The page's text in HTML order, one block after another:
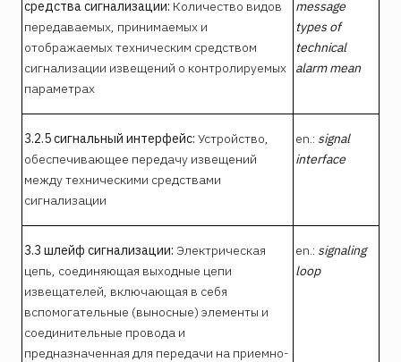
средства сигнализации: Количество видов
передаваемых, принимаемых и
отображаемых техническим средством
сигнализации извещений о контролируемых
параметрах
message
types of
technical
alarm mean
3.2.5 сигнальный интерфейс: Устройство,
обеспечивающее передачу извещений
между техническими средствами
сигнализации
en.: signal
interface
3.3 шлейф сигнализации: Электрическая
цепь, соединяющая выходные цепи
извещателей, включающая в себя
вспомогательные (выносные) элементы и
соединительные провода и
предназначенная для передачи на приемно-
en.: signaling
loop